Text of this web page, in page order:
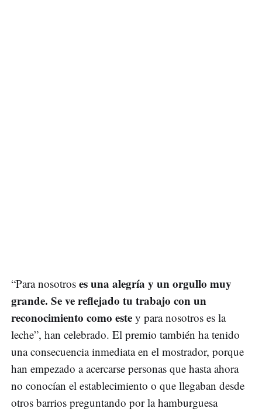
“Para nosotros es una alegría y un orgullo muy
grande. Se ve reflejado tu trabajo con un
reconocimiento como este y para nosotros es la
leche”, han celebrado. El premio también ha tenido
una consecuencia inmediata en el mostrador, porque
han empezado a acercarse personas que hasta ahora
no conocían el establecimiento o que llegaban desde
otros barrios preguntando por la hamburguesa